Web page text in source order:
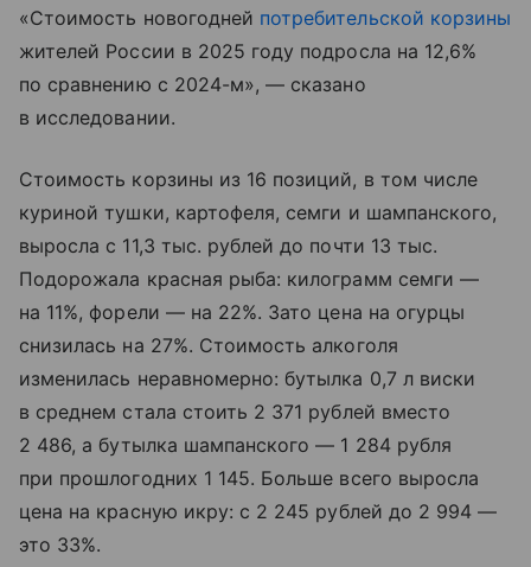
«Стоимость новогодней потребительской корзины
жителей России в 2025 году подросла на 12,6%
по сравнению с 2024-м», — сказано
в исследовании.
Стоимость корзины из 16 позиций, в том числе
куриной тушки, картофеля, семги и шампанского,
выросла с 11,3 тыс. рублей до почти 13 тыс.
Подорожала красная рыба: килограмм семги —
на 11%, форели — на 22%. Зато цена на огурцы
снизилась на 27%. Стоимость алкоголя
изменилась неравномерно: бутылка 0,7 л виски
в среднем стала стоить 2 371 рублей вместо
2 486, а бутылка шампанского — 1 284 рубля
при прошлогодних 1 145. Больше всего выросла
цена на красную икру: с 2 245 рублей до 2 994 —
это 33%.